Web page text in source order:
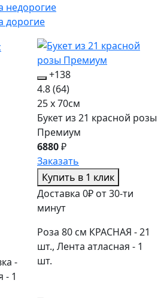
недорогие
дорогие
-
- 1
+138
4.8(64)
25 x 70см
Букет из 21 красной розы
Премиум
6880₽
Заказать
Купить в 1 клик
Доставка 0₽ от 30-ти
минут
Роза 80 см КРАСНАЯ - 21
шт., Лента атласная - 1
шт.